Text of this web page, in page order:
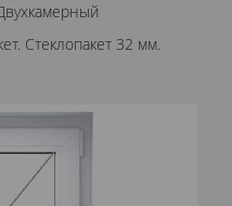
Стеклопакет 32 мм.